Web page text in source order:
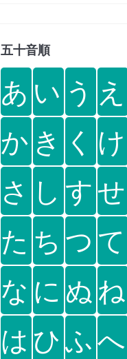
五十音順
あ い う え
か き く け
さ し すせ
た ち つ て
な に ぬ ね
は ひふへ